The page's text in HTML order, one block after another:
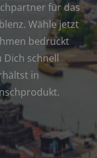
für das
Wähle jetzt
bedruckt
Dich schnell
in